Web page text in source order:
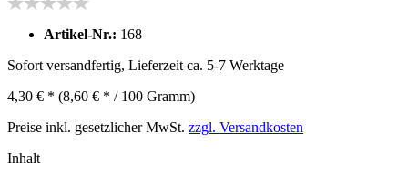
Artikel-Nr.: 168
Sofort versandfertig, Lieferzeit ca. 5-7 Werktage
4,30 € * (8,60 € * / 100 Gramm)
Preise inkl. gesetzlicher MwSt. zzgl. Versandkosten
Inhalt